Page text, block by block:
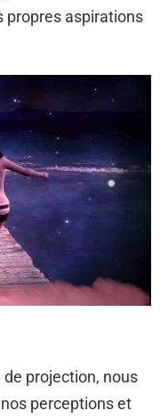
propres aspirations
projection, nous
perceptions et